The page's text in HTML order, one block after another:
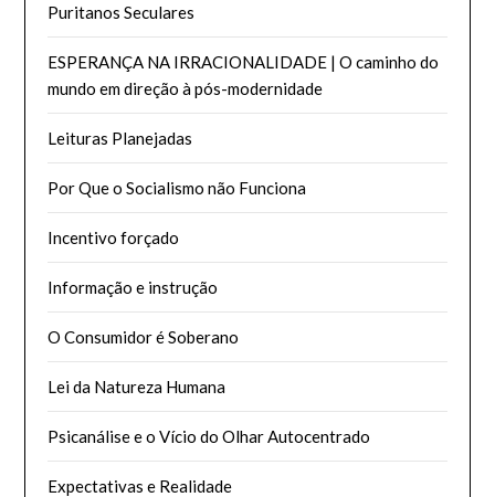
Puritanos Seculares
ESPERANÇA NA IRRACIONALIDADE | O caminho do
mundo em direção à pós-modernidade
Leituras Planejadas
Por Que o Socialismo não Funciona
Incentivo forçado
Informação e instrução
O Consumidor é Soberano
Lei da Natureza Humana
Psicanálise e o Vício do Olhar Autocentrado
Expectativas e Realidade